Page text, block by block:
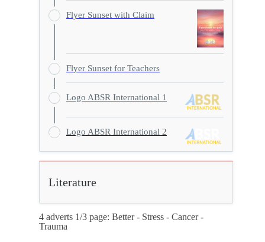
Flyer Sunset with Claim
Flyer Sunset for Teachers
Logo ABSR International 1
Logo ABSR International 2
Literature
4 adverts 1/3 page: Better - Stress - Cancer -
Trauma